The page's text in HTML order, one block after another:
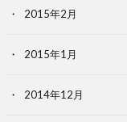
2015年2月
2015年1月
2014年12月